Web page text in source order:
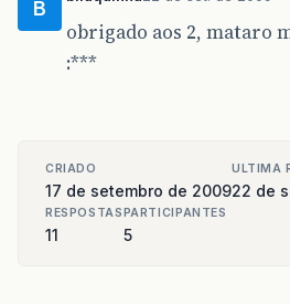
B
obrigado aos 2, mataro
:***
CRIADO
17 de setembro de 2009
ULTIMA
22 de
RESPOSTAS
11
PARTICIPANTES
5